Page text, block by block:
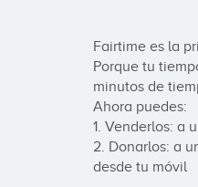
Fairtime es la
Porque tu
minutos de
Ahora puedes:
1. Venderlos: a
2. Donarlos: a
desde tu móvil